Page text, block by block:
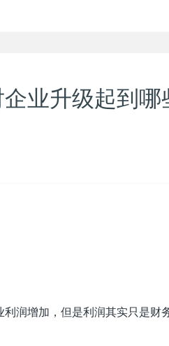
业升级起到哪
润增加，但是利润其实只是财